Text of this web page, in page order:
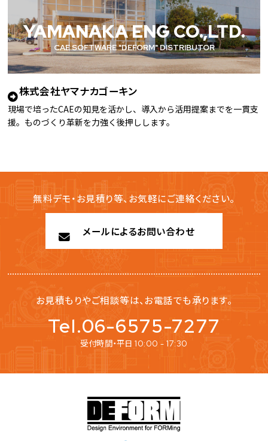
YAMANAKA ENG CO.,LTD.
CAE SOFTWARE "DEFORM" DISTRIBUTOR
株式会社ヤマナカゴーキン
現場で培ったCAEの知見を活かし、導入から活用提案までを一貫支
援。ものづくり革新を力強く後押しします。
無料デモ・お見積り等、お気軽にご連絡ください。
メールによるお問い合わせ
お見積もりやご相談等は、お電話でも承ります。
Tel.06-6575-7277
受付時間・平日10:00 - 17:30